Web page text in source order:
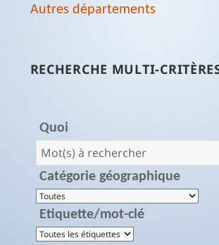
Autres départements
RECHERCHE MULTI-
Quoi
Catégorie géographique
Etiquette/mot-clé